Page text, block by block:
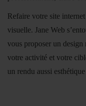
Refaire votre site
visuelle. Jane Web
vous proposer un design
votre activité et votre
un rendu aussi